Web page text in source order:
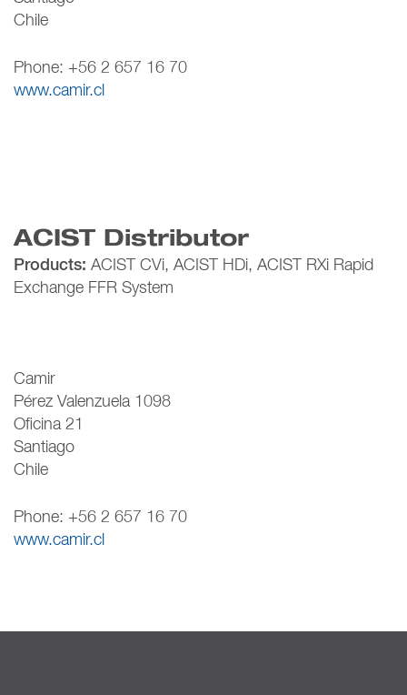
Chile
Phone: +56 2 657 16 70
www.camir.cl
ACIST Distributor
Products: ACIST CVi, ACIST HDi, ACIST RXi Rapid
Exchange FFR System
Camir
Pérez Valenzuela 1098
Oficina 21
Santiago
Chile
Phone: +56 2 657 16 70
www.camir.cl